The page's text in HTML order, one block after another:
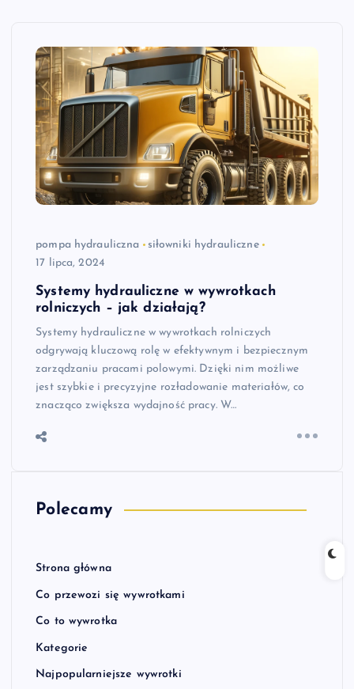
pompa hydrauliczna
siłowniki hydrauliczne
17 lipca, 2024
Systemy hydrauliczne w wywrotkach
rolniczych – jak działają?
Systemy hydrauliczne w wywrotkach rolniczych
odgrywają kluczową rolę w efektywnym i bezpiecznym
zarządzaniu pracami polowymi. Dzięki nim możliwe
jest szybkie i precyzyjne rozładowanie materiałów, co
znacząco zwiększa wydajność pracy. W…
Polecamy
Strona główna
Co przewozi się wywrotkami
Co to wywrotka
Kategorie
Najpopularniejsze wywrotki